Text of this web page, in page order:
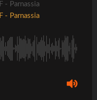
- Parnassia
- Parnassia